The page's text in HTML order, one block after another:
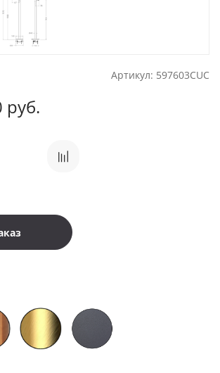
Артикул: 597603CUC
руб.